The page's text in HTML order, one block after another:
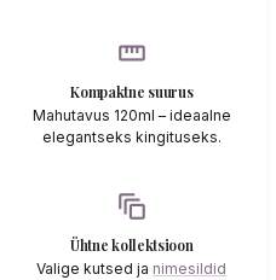
straighten
Kompaktne suurus
Mahutavus 120ml – ideaalne
elegantseks kingituseks.
auto_awesome_motion
Ühtne kollektsioon
Valige kutsed ja nimesildid